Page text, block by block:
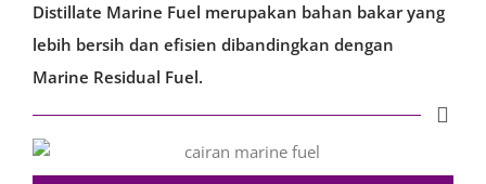
Distillate Marine Fuel merupakan bahan bakar yang
lebih bersih dan efisien dibandingkan dengan
Marine Residual Fuel.